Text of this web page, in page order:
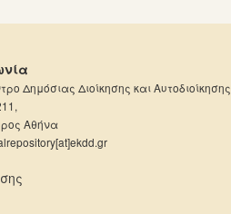
Δημόσιας Διοίκησης και Αυτοδιοίκησης
Αθήνα